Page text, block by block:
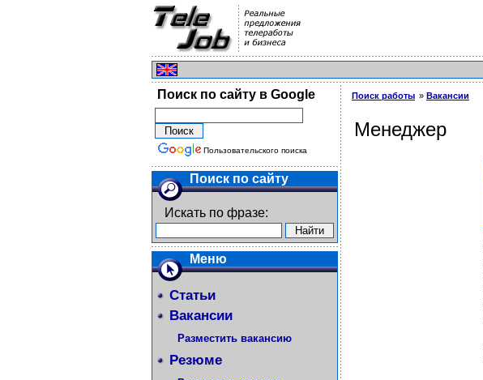
Поиск по сайту в Google
Пользовательского поиска
Поиск по сайту
Искать по фразе:
Меню
Статьи
Вакансии
Разместить вакансию
Резюме
Поиск работы Вакансии
Менеджер